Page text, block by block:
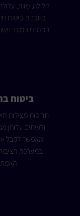
חלילה, מוות,
בתכנית ביטוח
הכלכלי המוכר
ביטוח
תרופות מצילות
ולעיתים עלותן
מאפשר לקבל
במערכת